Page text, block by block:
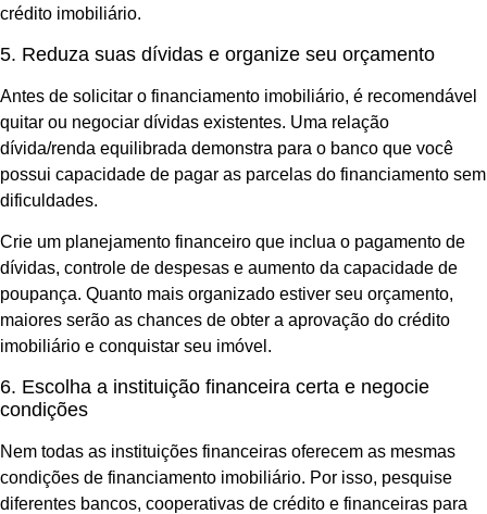
crédito imobiliário.
5. Reduza suas dívidas e organize seu orçamento
Antes de solicitar o financiamento imobiliário, é recomendável
quitar ou negociar dívidas existentes. Uma relação
dívida/renda equilibrada demonstra para o banco que você
possui capacidade de pagar as parcelas do financiamento sem
dificuldades.
Crie um planejamento financeiro que inclua o pagamento de
dívidas, controle de despesas e aumento da capacidade de
poupança. Quanto mais organizado estiver seu orçamento,
maiores serão as chances de obter a aprovação do crédito
imobiliário e conquistar seu imóvel.
6. Escolha a instituição financeira certa e negocie
condições
Nem todas as instituições financeiras oferecem as mesmas
condições de financiamento imobiliário. Por isso, pesquise
diferentes bancos, cooperativas de crédito e financeiras para